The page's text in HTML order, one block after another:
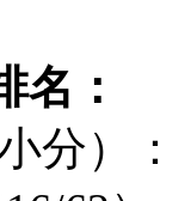
名：
）：